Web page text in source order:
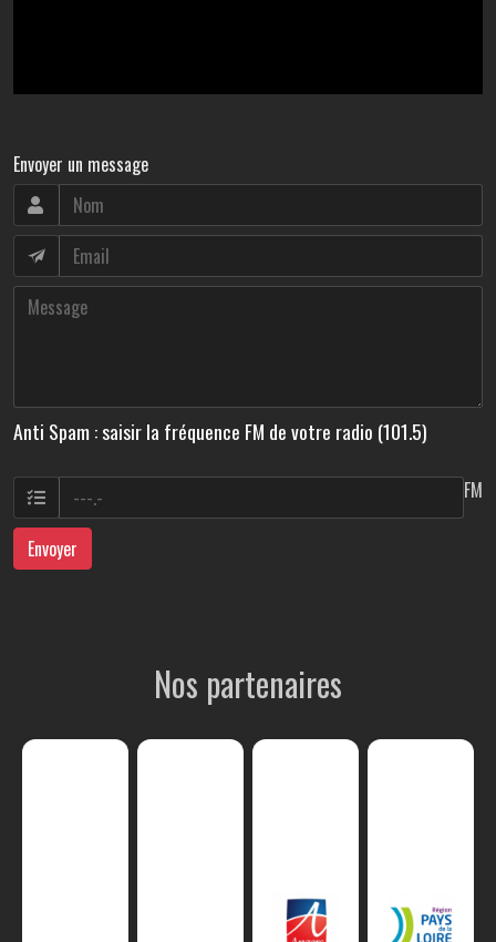
Envoyer un message
Anti Spam : saisir la fréquence FM de votre radio (101.5)
FM
Envoyer
Nos partenaires